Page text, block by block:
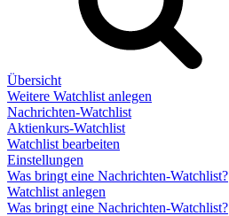
Übersicht
Weitere Watchlist anlegen
Nachrichten-Watchlist
Aktienkurs-Watchlist
Watchlist bearbeiten
Einstellungen
Was bringt eine Nachrichten-Watchlist?
Watchlist anlegen
Was bringt eine Nachrichten-Watchlist?